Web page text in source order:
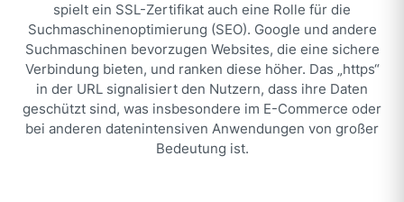
Professionellen Webshop erstellen
Onlinehandel mit maximaler Wirkung
Update Management und Testing
All in One WordPress Lösung
Managed Server
Performanter WordPress Server
Rundum Sorglos Support im Rechenzentrum
SSL-Zertifikate
Abgesicherte Datenübetragung
spielt ein SSL-Zertifikat auch eine Rolle für die
Suchmaschinenoptimierung (SEO). Google und andere
Suchmaschinen bevorzugen Websites, die eine sichere
Verbindung bieten, und ranken diese höher. Das „https“
in der URL signalisiert den Nutzern, dass ihre Daten
geschützt sind, was insbesondere im E-Commerce oder
bei anderen datenintensiven Anwendungen von großer
Bedeutung ist.